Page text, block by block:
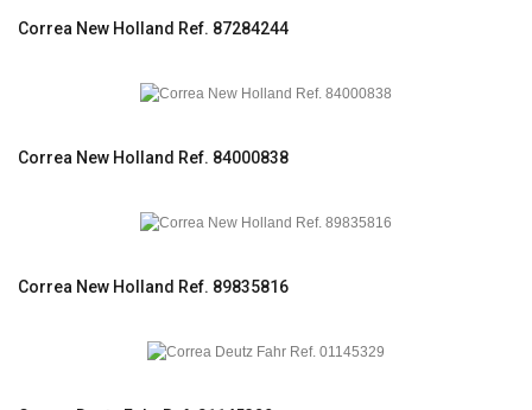
Correa New Holland Ref. 87284244
Correa New Holland Ref. 84000838
Correa New Holland Ref. 89835816